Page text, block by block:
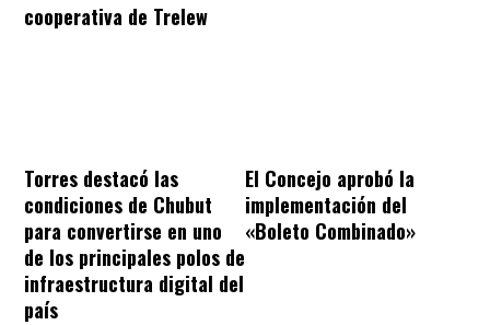
cooperativa de Trelew
Torres destacó las
condiciones de Chubut
para convertirse en uno
de los principales polos de
infraestructura digital del
país
El Concejo aprobó la
implementación del
«Boleto Combinado»